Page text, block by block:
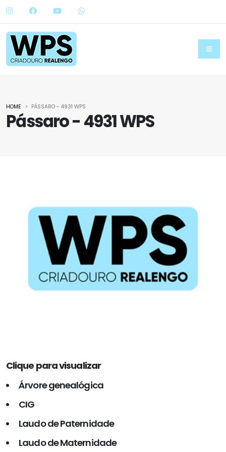
Pássaro - 4931 WPS
HOME PÁSSARO - 4931 WPS
Clique para visualizar
Árvore genealógica
CIG
Laudo de Paternidade
Laudo de Maternidade